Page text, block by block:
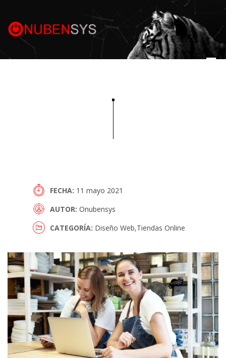
FECHA 11 mayo 2021
AUTOR Onubensys
CATEGORÍA Diseño Web Tiendas Online